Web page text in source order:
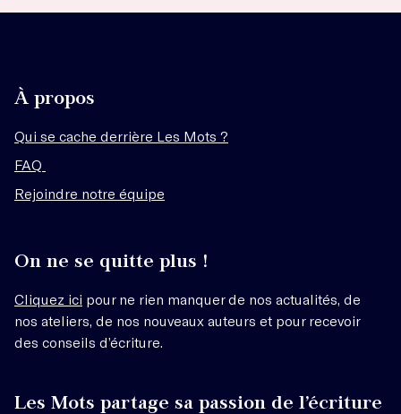
À propos
Qui se cache derrière Les Mots ?
FAQ
Rejoindre notre équipe
On ne se quitte plus !
Cliquez ici pour ne rien manquer de nos actualités, de
nos ateliers, de nos nouveaux auteurs et pour recevoir
des conseils d’écriture.
Les Mots partage sa passion de l’écriture